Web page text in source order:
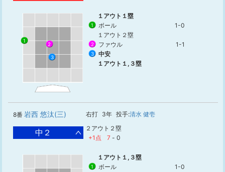
1
2
3
１アウト１塁
1 ボール
1-0
１アウト２塁
2 ファウル 1-1
3
中安
１アウト１,３塁
8番 岩西 悠汰(三) 右打 3年 投手:清水 健壱
中２
２アウト２塁
+1点
7 - 0
１アウト１,３塁
1 ボール
1-0